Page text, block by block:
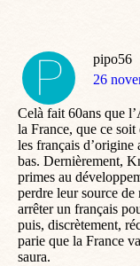
pipo56
dit
26
Celà fait 60ans que
la France, que ce
les français
bas. Dernièrement,
primes au
perdre leur source
arrêter un français
puis, discrètement,
parie que la France
saura.